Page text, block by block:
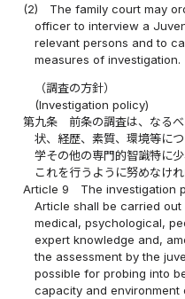
(2)
The family court may
officer to interview a
relevant persons and to
measures of investigation.
（調査の方針）
(Investigation policy)
第九条
前条の調査は、なる
状、経歴、素質、環境等に
学その他の専門的智識特に
これを行うように努めなけれ
Article 9
The investigation
Article shall be carried
medical, psychological,
expert knowledge and,
the assessment by the
possible for probing into
capacity and